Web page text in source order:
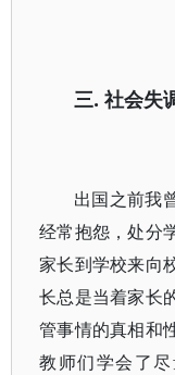
三. 社会失
出国之前我
经常抱怨，处分
家长到学校来向
长总是当着家长
管事情的真相和
教师们学会了